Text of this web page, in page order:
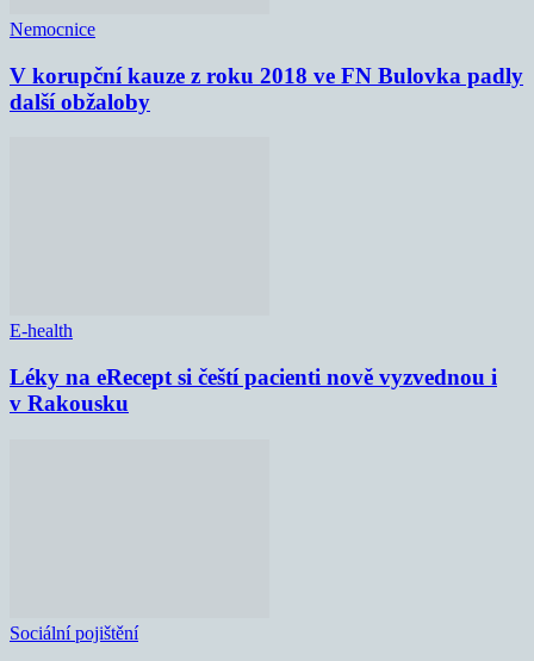
Nemocnice
V korupční kauze z roku 2018 ve FN Bulovka padly
další obžaloby
E-health
Léky na eRecept si čeští pacienti nově vyzvednou i
v Rakousku
Sociální pojištění